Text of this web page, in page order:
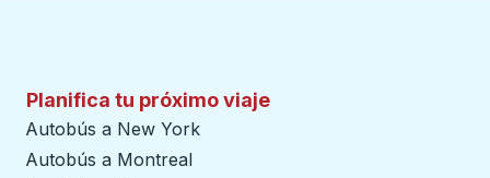
Planifica tu próximo viaje
Autobús a New York
Autobús a Montreal